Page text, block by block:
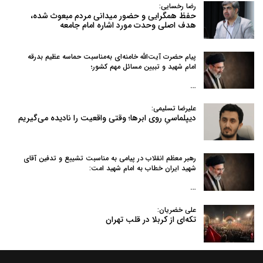
رضا رخسایی:
حفظ همگرایی و حضور میدانی مردم مبعوث شده،
هدف اصلی وحدت مورد اشاره امام جامعه
پیام حضرت آیت‌الله خامنه‌ای به‌مناسبت حماسه عظیم بدرقه
امام شهید و تبیین مسائل مهم کشور؛
…
علیرضا تسلیمی:
دیپلماسیِ روی ابرها؛ وقتی واقعیت را نادیده می‌گیریم
رهبر معظم انقلاب در پیامی به‌ مناسبت تشییع و تدفین آقای
شهید ایران خطاب به امام شهید امت:
…
علی خضریان:
تکه‌ای از کربلا در قلب تهران